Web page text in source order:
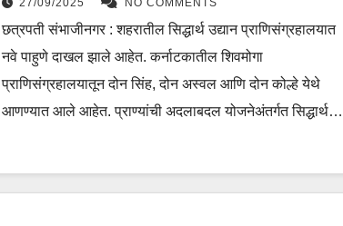
छत्रपती संभाजीनगर : शहरातील सिद्धार्थ उद्यान प्राणिसंग्रहालयात
नवे पाहुणे दाखल झाले आहेत. कर्नाटकातील शिवमोगा
प्राणिसंग्रहालयातून दोन सिंह, दोन अस्वल आणि दोन कोल्हे येथे
आणण्यात आले आहेत. प्राण्यांची अदलाबदल योजनेअंतर्गत सिद्धार्थ…